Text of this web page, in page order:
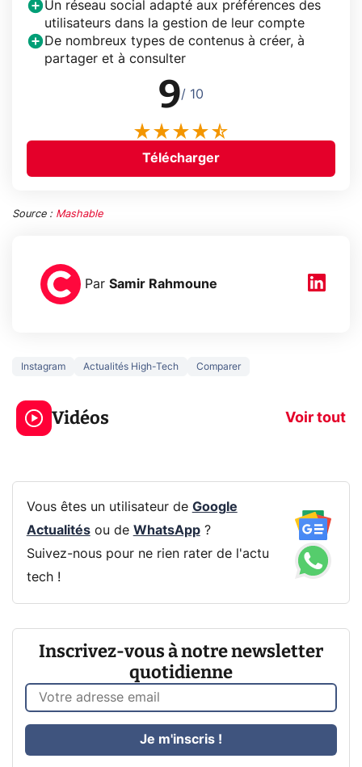
Un réseau social adapté aux préférences des
utilisateurs dans la gestion de leur compte
De nombreux types de contenus à créer, à
partager et à consulter
9/ 10
Télécharger
Source : Mashable
Par Samir Rahmoune
Instagram Actualités High-Tech Comparer
Vidéos Voir tout
5 générations de
jeux dans la
prochaine Xbox !
navigation
Vous êtes un utilisateur de Google
Actualitésou de WhatsApp?
Suivez-nous pour ne rien rater de l'actu
tech !
Inscrivez-vous à notre newsletter
quotidienne
Je m'inscris !